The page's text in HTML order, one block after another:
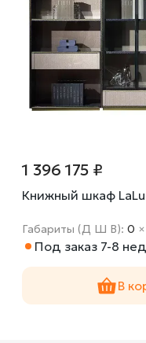
1 396 175 ₽
Книжный шкаф
Габариты (Д Ш В): 0 ×
Под заказ 7-8
В